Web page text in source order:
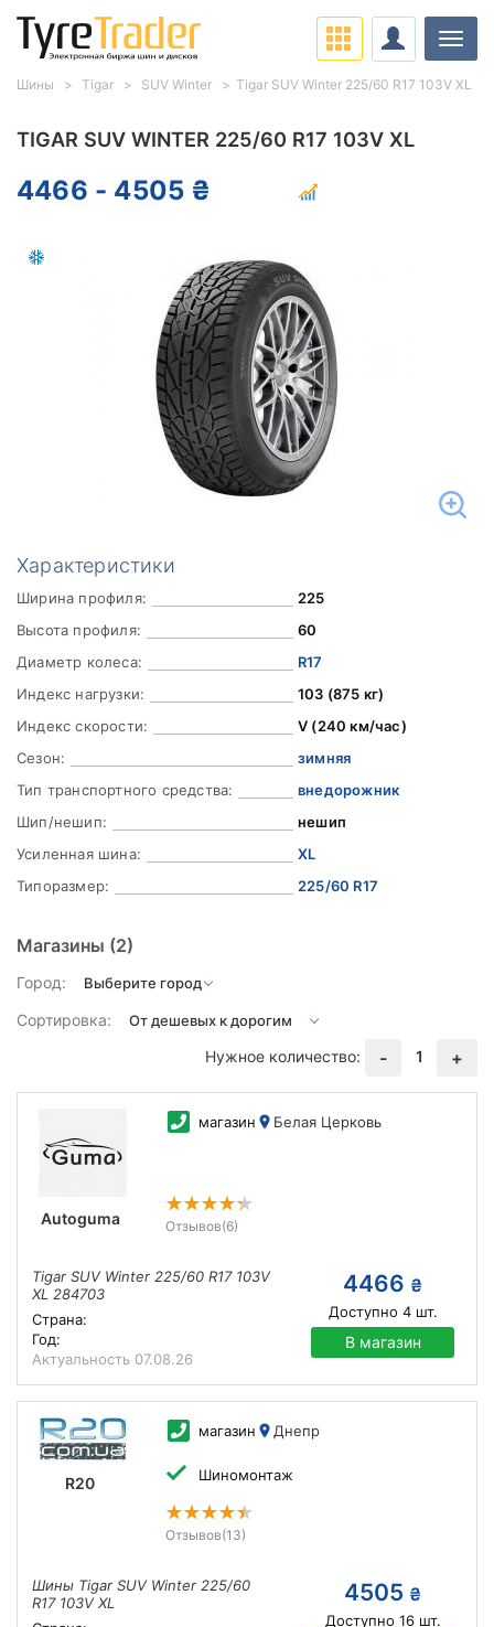
TIGAR SUV WINTER 225/60 R17 103V XL
4466 - 4505 ₴
Характеристики
Ширина профиля:
225
Высота профиля:
60
Диаметр колеса:
R17
Индекс нагрузки:
103 (875 кг)
Индекс скорости:
V (240 км/час)
Сезон:
зимняя
Тип транспортного средства:
внедорожник
Шип/нешип:
нешип
Усиленная шина:
XL
Типоразмер:
225/60 R17
Магазины (2)
Город:
Сортировка:
Нужное количество:
- 1 +
Autoguma
магазин Белая Церковь
Отзывов(6)
Tigar SUV Winter 225/60 R17 103V
XL 284703
Страна:
Год:
Актуальность 07.08.26
4466 ₴
Доступно 4шт.
В магазин
R20
магазин Днепр
Шиномонтаж
Отзывов(13)
Шины Tigar SUV Winter 225/60
R17 103V XL
4505 ₴
Доступно 16шт.
Шины Tigar SUV Winter Tigar SUV Winter 225/60 R17 103V XL